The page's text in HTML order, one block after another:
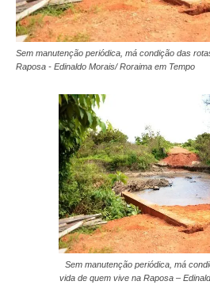
Sem manutenção periódica, má condição das
Raposa - Edinaldo Morais/ Roraima em Tempo
Sem manutenção periódica, má
vida de quem vive na Raposa –